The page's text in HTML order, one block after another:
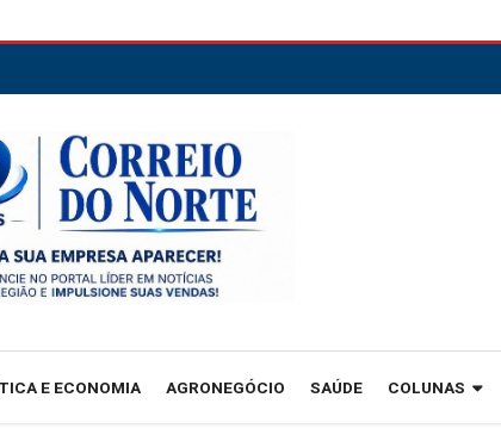
E ECONOMIA AGRONEGÓCIO SAÚDE COLUNAS